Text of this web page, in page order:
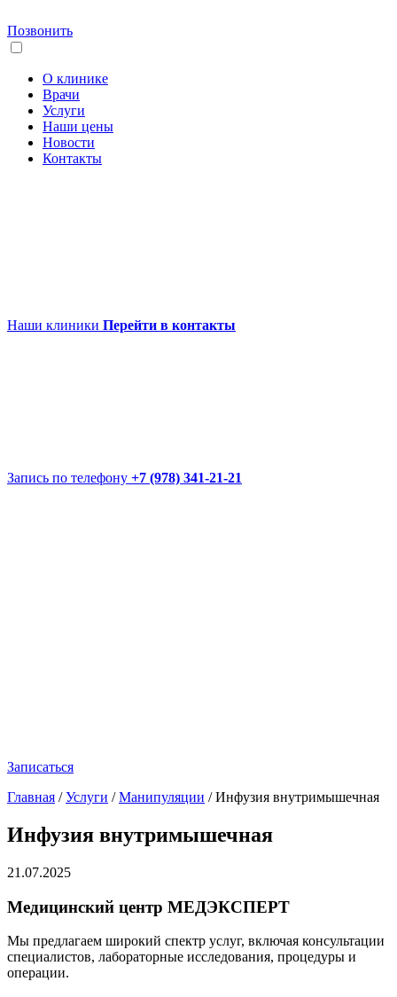
Позвонить
О клинике
Врачи
Услуги
Наши цены
Новости
Контакты
Наши клиники Перейти в контакты
Запись по телефону +7 (978) 341-21-21
Записаться
Главная /Услуги /Манипуляции /Инфузия внутримышечная
Инфузия внутримышечная
21.07.2025
Медицинский центр МЕДЭКСПЕРТ
Мы предлагаем широкий спектр услуг, включая консультации
специалистов, лабораторные исследования, процедуры и
операции.